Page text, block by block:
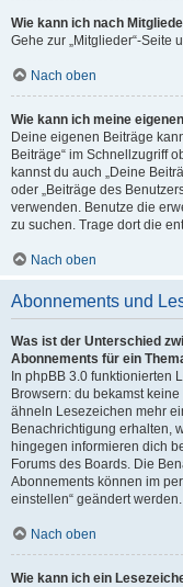
Wie kann ich nach
Gehe zur „Mitglieder“-Seite
Nach oben
Wie kann ich meine
Deine eigenen Beiträge
Beiträge“ im Schnellzugriff
kannst du auch „Deine
oder „Beiträge des
verwenden. Benutze die
zu suchen. Trage dort die
Nach oben
Abonnements und
Was ist der Unterschied
Abonnements für ein
In phpBB 3.0 funktionierten
Browsern: du bekamst
ähneln Lesezeichen mehr
Benachrichtigung erhalten,
hingegen informieren dich
Forums des Boards. Die
Abonnements können im
einstellen“ geändert werden.
Nach oben
Wie kann ich ein